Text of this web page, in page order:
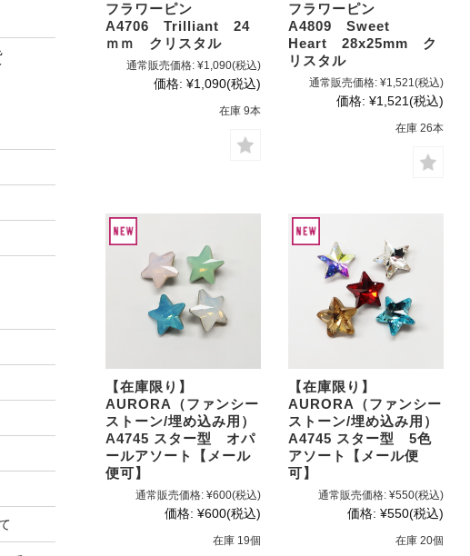
フラワーピン
A4706 Trilliant 24
ｍｍ クリスタル
通常販売価格: ¥1,090(税込)
価格: ¥1,090(税込)
在庫 9本
フラワーピン
A4809 Sweet
Heart 28x25mm ク
リスタル
通常販売価格: ¥1,521(税込)
価格: ¥1,521(税込)
在庫 26本
【在庫限り】
AURORA（ファンシー
ストーン/埋め込み用）
A4745 スター型 オパ
ールアソート【メール
便可】
通常販売価格: ¥600(税込)
価格: ¥600(税込)
在庫 19個
【在庫限り】
AURORA（ファンシー
ストーン/埋め込み用）
A4745 スター型 5色
アソート【メール便
可】
通常販売価格: ¥550(税込)
価格: ¥550(税込)
在庫 20個